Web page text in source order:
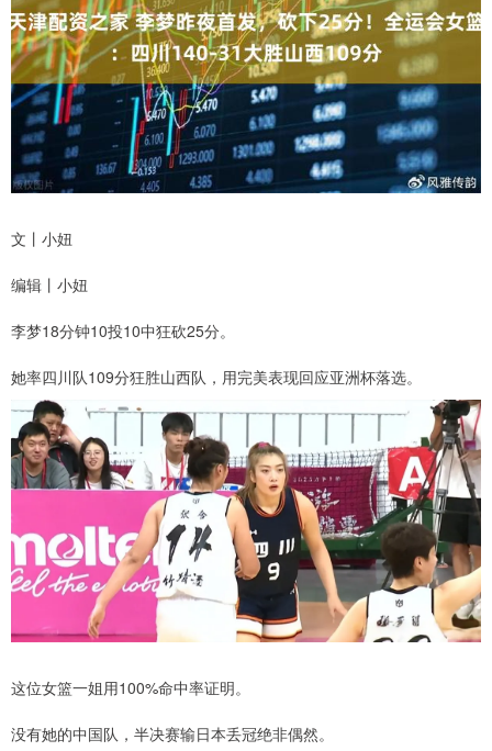
文丨小妞
编辑丨小妞
李梦18分钟10投10中狂砍25分。
她率四川队109分狂胜山西队，用完美表现回应亚洲杯落选。
这位女篮一姐用100%命中率证明。
没有她的中国队，半决赛输日本丢冠绝非偶然。